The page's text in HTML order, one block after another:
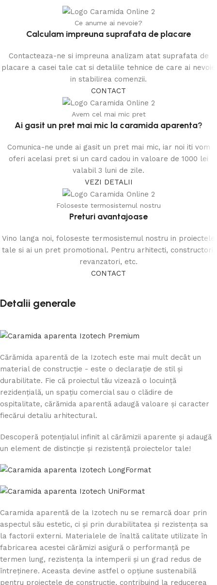
Ce anume ai nevoie?
Calculam impreuna suprafata de placare
Contacteaza-ne si impreuna analizam atat suprafata de
placare a casei tale cat si detaliile tehnice de care ai nevoie
in stabilirea comenzii.
CONTACT
Avem cel mai mic pret
Ai gasit un pret mai mic la caramida aparenta?
Comunica-ne unde ai gasit un pret mai mic, iar noi iti vom
oferi acelasi pret si un card cadou in valoare de 1000 lei
valabil 3 luni de zile.
VEZI DETALII
Foloseste termosistemul nostru
Preturi avantajoase
Vino langa noi, foloseste termosistemul nostru in proiectele
tale si ai un pret promotional. Pentru arhitecti, constructori,
revanzatori, etc.
CONTACT
Detalii generale
Cărămida aparentă de la Izotech este mai mult decât un
material de construcție - este o declarație de stil și
durabilitate. Fie că proiectul tău vizează o locuință
rezidențială, un spațiu comercial sau o clădire de
ospitalitate, cărămida aparentă adaugă valoare și caracter
fiecărui detaliu arhitectural.
Descoperă potențialul infinit al cărămizii aparente și adaugă
un element de distincție și rezistență proiectelor tale!
Caramida aparentă de la Izotech nu se remarcă doar prin
aspectul său estetic, ci și prin durabilitatea și rezistența sa
la factorii externi. Materialele de înaltă calitate utilizate în
fabricarea acestei cărămizi asigură o performanță pe
termen lung, rezistența la intemperii și un grad redus de
întreținere. Aceasta devine astfel o opțiune sustenabilă
pentru proiectele de construcție, contribuind la reducerea